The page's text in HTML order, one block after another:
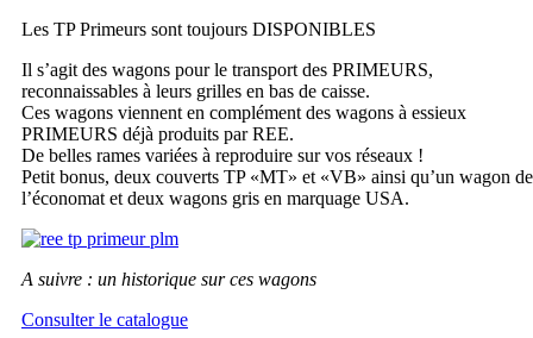
Les TP Primeurs sont toujours DISPONIBLES
Il s’agit des wagons pour le transport des PRIMEURS,
reconnaissables à leurs grilles en bas de caisse.
Ces wagons viennent en complément des wagons à essieux
PRIMEURS déjà produits par REE.
De belles rames variées à reproduire sur vos réseaux !
Petit bonus, deux couverts TP «MT» et «VB» ainsi qu’un wagon de
l’économat et deux wagons gris en marquage USA.
A suivre : un historique sur ces wagons
Consulter le catalogue